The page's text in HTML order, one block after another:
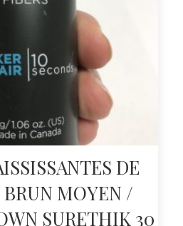
DE
MOYEN /
SURETHIK 30